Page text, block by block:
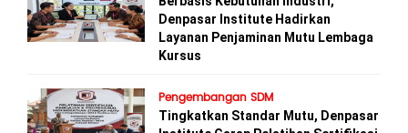
Denpasar Institute Hadirkan
Layanan Penjaminan Mutu Lembaga
Kursus
Pengembangan SDM
Tingkatkan Standar Mutu, Denpasar